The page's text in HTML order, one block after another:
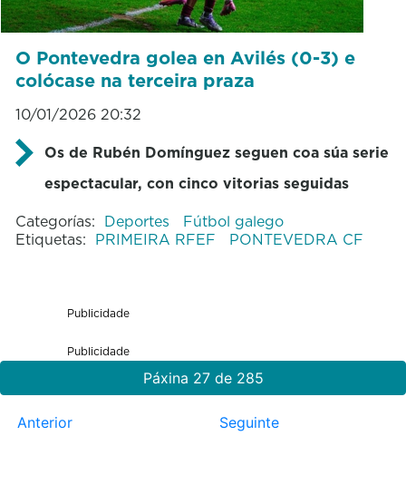
O Pontevedra golea en Avilés (0-3) e
colócase na terceira praza
10/01/2026 20:32
Os de Rubén Domínguez seguen coa súa serie
espectacular, con cinco vitorias seguidas
Categorías: Deportes
Fútbol galego
Etiquetas: PRIMEIRA RFEF PONTEVEDRA CF
Publicidade
Publicidade
Páxina 27 de 285
Anterior Seguinte